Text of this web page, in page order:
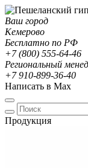
Ваш город
Кемерово
Бесплатно по РФ
+7 (800) 555-64-46
Региональный
+7 910-899-36-40
Написать в Max
Продукция